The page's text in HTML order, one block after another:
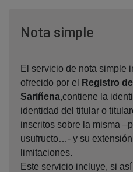
Nota simple
El servicio de nota simple
ofrecido por el
Registro
Sariñena,contiene la
identidad del titular o
inscritos sobre la misma
usufructo…- y su
limitaciones.
Este servicio incluye, si